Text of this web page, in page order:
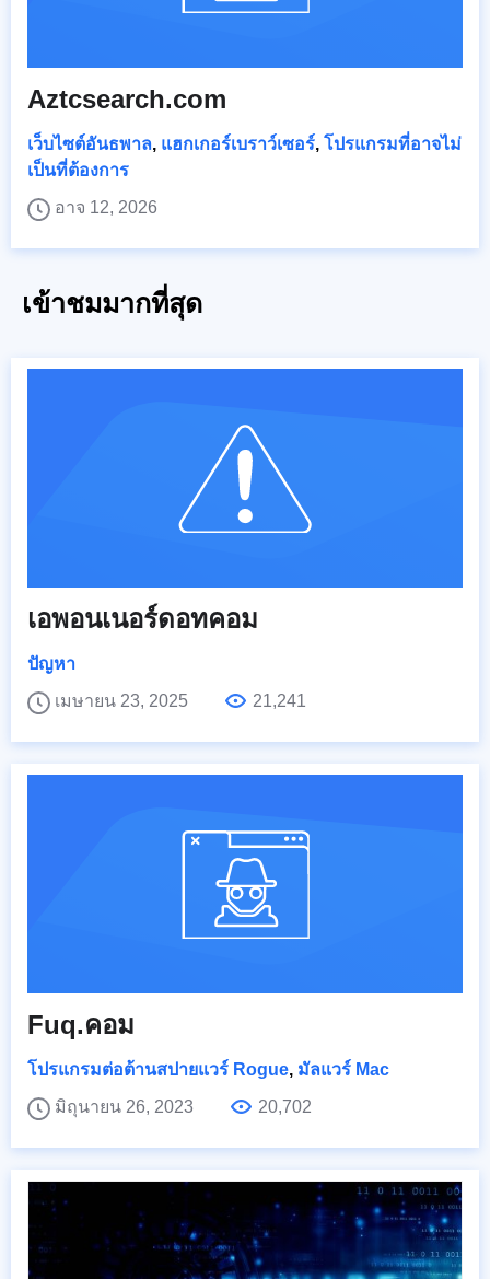
Aztcsearch.com
เว็บไซต์อันธพาล, แฮกเกอร์เบราว์เซอร์, โปรแกรมที่อาจไม่
เป็นที่ต้องการ
อาจ 12, 2026
เข้าชมมากที่สุด
เอพอนเนอร์ดอทคอม
ปัญหา
เมษายน 23, 2025
21,241
Fuq.คอม
โปรแกรมต่อต้านสปายแวร์ Rogue, มัลแวร์ Mac
มิถุนายน 26, 2023
20,702